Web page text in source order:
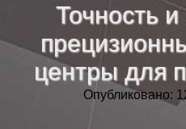
Точность
центры для
Опубликовано:
Тренды новостей»
Рубрики»